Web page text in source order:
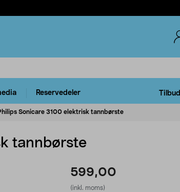
Reservedeler Tilbud
Sonicare 3100 elektrisk tannbørste
tannbørste
599,00
(inkl. moms)